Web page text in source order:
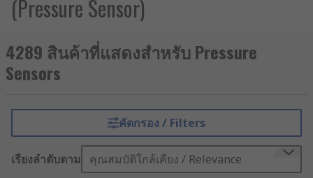
(Pressure Sensor)
เซ็นเซอร์วัดแรงดัน Pressure
Sensor คืออะไร ?
Sensor/Pressure Switch) คือ อุปกรณ์ที่ใช้สำหรับ
ตรวจวัดแรงดันของแก๊สหรือของเหลว โดยเซ็นเซอร์วัด
ความดันนี้จะทำหน้าที่แปลงค่าที่วัดได้ให้กลายเป็น
สัญญาณไฟฟ้า และแสดงออกมาเป็นค่าที่ผู้ใช้งาน
4289 สินค้าที่แสดงสำหรับ Pressure
Sensors
คัดกรอง / Filters
เรียงลำดับตาม คุณสมบัติใกล้เคียง / Relevance